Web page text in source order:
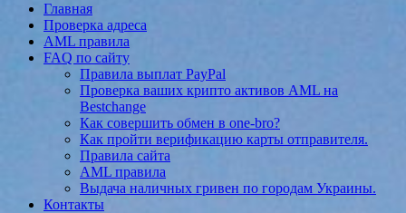
Главная
Проверка адреса
AML правила
FAQ по сайту
Правила выплат PayPal
Проверка ваших крипто активов AML на
Bestchange
Как совершить обмен в one-bro?
Как пройти верификацию карты отправителя.
Правила сайта
AML правила
Выдача наличных гривен по городам Украины.
Контакты